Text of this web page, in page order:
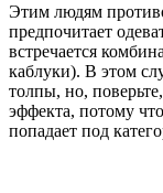
Этим людям
предпочитает
встречается
каблуки). В этом
толпы, но,
эффекта, потому
попадает под